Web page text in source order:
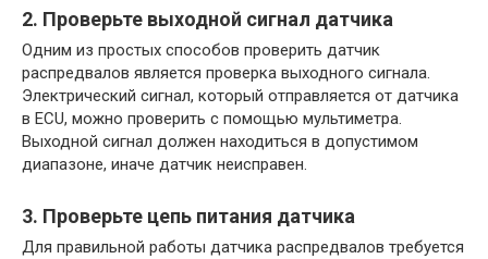
2. Проверьте выходной сигнал датчика
Одним из простых способов проверить датчик
распредвалов является проверка выходного сигнала.
Электрический сигнал, который отправляется от датчика
в ECU, можно проверить с помощью мультиметра.
Выходной сигнал должен находиться в допустимом
диапазоне, иначе датчик неисправен.
3. Проверьте цепь питания датчика
Для правильной работы датчика распредвалов требуется